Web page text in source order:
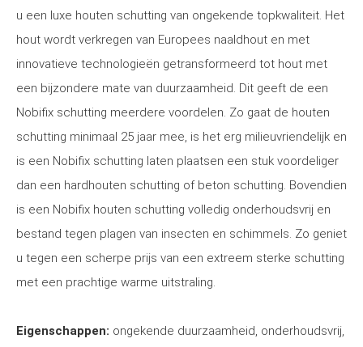
u een luxe houten schutting van ongekende topkwaliteit. Het
hout wordt verkregen van Europees naaldhout en met
innovatieve technologieën getransformeerd tot hout met
een bijzondere mate van duurzaamheid. Dit geeft de een
Nobifix schutting meerdere voordelen. Zo gaat de houten
schutting minimaal 25 jaar mee, is het erg milieuvriendelijk en
is een Nobifix schutting laten plaatsen een stuk voordeliger
dan een hardhouten schutting of beton schutting. Bovendien
is een Nobifix houten schutting volledig onderhoudsvrij en
bestand tegen plagen van insecten en schimmels. Zo geniet
u tegen een scherpe prijs van een extreem sterke schutting
met een prachtige warme uitstraling.
Eigenschappen: ongekende duurzaamheid, onderhoudsvrij,